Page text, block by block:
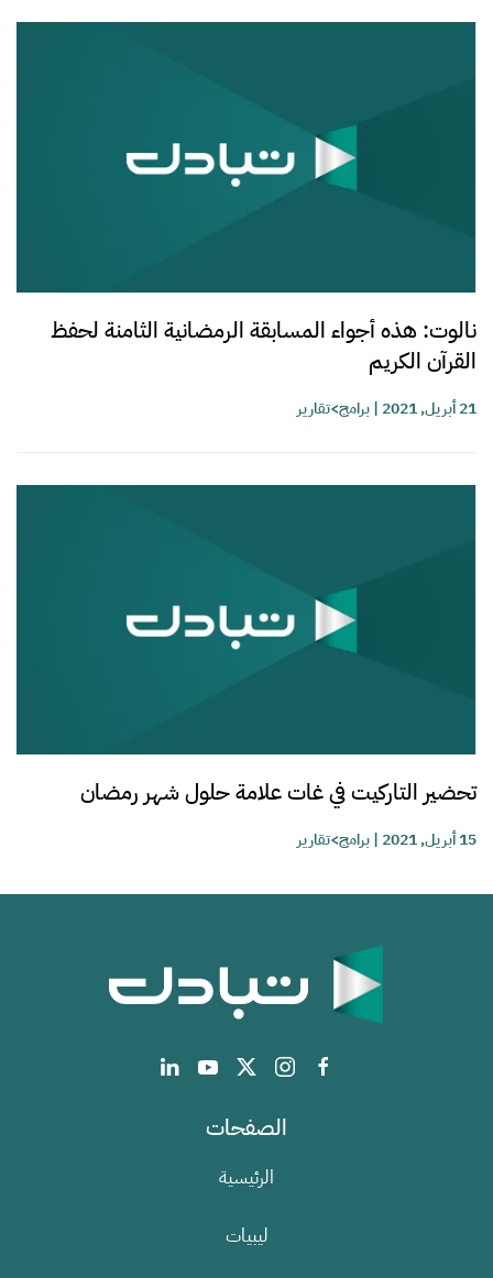
نالوت: هذه أجواء المسابقة الرمضانية الثامنة لحفظ
القرآن الكريم
21 أبريل, 2021 |برامج>تقارير
تحضير التاركيت في غات علامة حلول شهر رمضان
15 أبريل, 2021 |برامج>تقارير
الصفحات
الرئيسية
ليبيات